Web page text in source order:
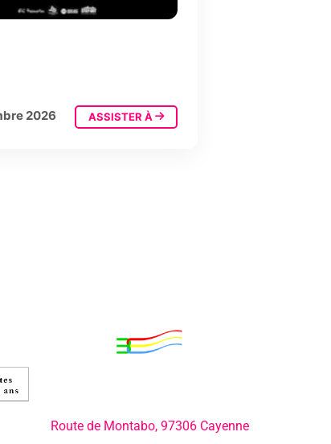
2026 ASSISTER À
Route de Montabo, 97306 Cayenne